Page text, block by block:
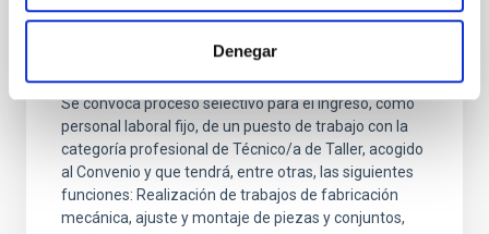
Denegar
Un contrato - Técnico/a de Taller -
Se convoca proceso selectivo para el ingreso, como
personal laboral fijo, de un puesto de trabajo con la
categoría profesional de Técnico/a de Taller, acogido
al Convenio y que tendrá, entre otras, las siguientes
funciones: Realización de trabajos de fabricación
mecánica, ajuste y montaje de piezas y conjuntos,